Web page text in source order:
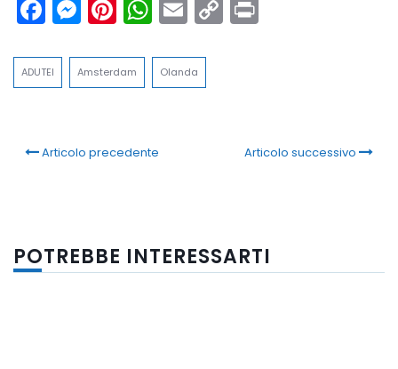
Facebook
Messenger
Pinterest
WhatsApp
EmailCopy
Link
ADUTEI Amsterdam Olanda
Articolo precedente Articolo successivo
POTREBBE INTERESSARTI